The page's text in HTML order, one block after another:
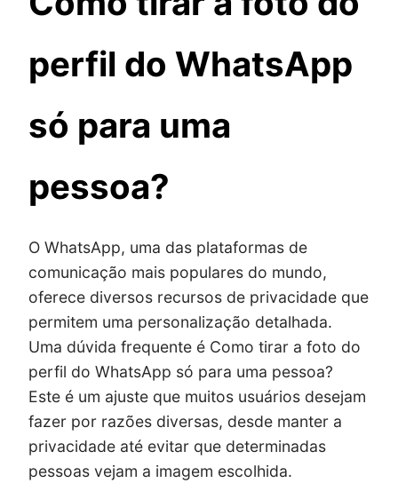
perfil do WhatsApp
só para uma
pessoa?
O WhatsApp, uma das plataformas de
comunicação mais populares do mundo,
oferece diversos recursos de privacidade que
permitem uma personalização detalhada.
Uma dúvida frequente é Como tirar a foto do
perfil do WhatsApp só para uma pessoa?
Este é um ajuste que muitos usuários desejam
fazer por razões diversas, desde manter a
privacidade até evitar que determinadas
pessoas vejam a imagem escolhida.